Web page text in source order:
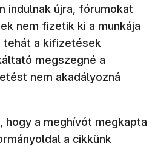
indulnak újra, fórumokat
nem fizetik ki a munkája
tehát a kifizetések
megszegné a
nem akadályozná
nyílik meg)
, hogy a meghívót megkapta
a cikkünk